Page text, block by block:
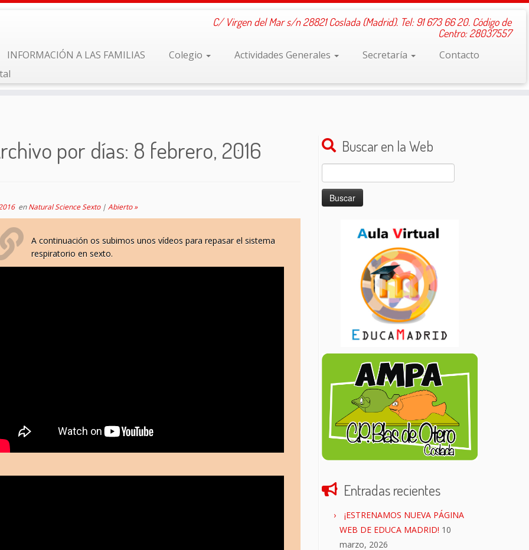
C/ Virgen del Mar s/n 28821 Coslada (Madrid). Tel: 91 673 66 20. Código de
Centro: 28037557
INFORMACIÓN A LAS FAMILIAS Colegio Actividades Generales Secretaría
Contacto
por días: 8 febrero, 2016
enNatural Science Sexto | Abierto »
A continuación os subimos unos vídeos para repasar el sistema
respiratorio en sexto.
Buscar en la Web
Buscar:
Entradas recientes
¡ESTRENAMOS NUEVA PÁGINA
WEB DE EDUCA MADRID! 10
marzo, 2026